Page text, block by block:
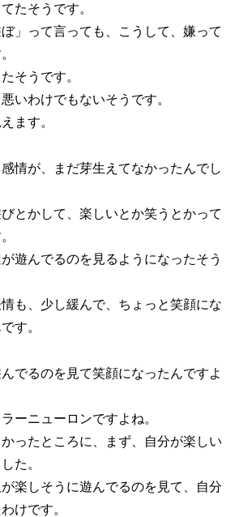
たそうです。
ぼ」って言っても、こうして、嫌って
そうです。
いわけでもないそうです。
ます。
情が、まだ芽生えてなかったんでし
とかして、楽しいとか笑うとかって
遊んでるのを見るようになったそう
も、少し緩んで、ちょっと笑顔にな
す。
でるのを見て笑顔になったんですよ
ーニューロンですよね。
ったところに、まず、自分が楽しい
た。
楽しそうに遊んでるのを見て、自分
けです。